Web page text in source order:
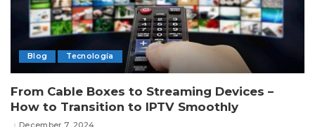
Blog Tecnología
From Cable Boxes to Streaming Devices –
How to Transition to IPTV Smoothly
December 7, 2024